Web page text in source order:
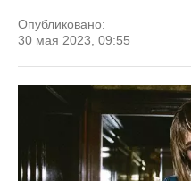
Опубликовано:
30 мая 2023, 09:55